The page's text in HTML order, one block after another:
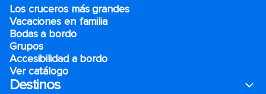
Los cruceros más grandes
Vacaciones en familia
Bodas a bordo
Grupos
Accesibilidad a bordo
Ver catálogo
Destinos